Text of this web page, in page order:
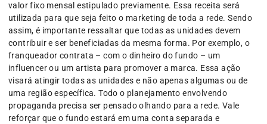
valor fixo mensal estipulado previamente. Essa receita será
utilizada para que seja feito o marketing de toda a rede. Sendo
assim, é importante ressaltar que todas as unidades devem
contribuir e ser beneficiadas da mesma forma. Por exemplo, o
franqueador contrata – com o dinheiro do fundo – um
influencer ou um artista para promover a marca. Essa ação
visará atingir todas as unidades e não apenas algumas ou de
uma região específica. Todo o planejamento envolvendo
propaganda precisa ser pensado olhando para a rede. Vale
reforçar que o fundo estará em uma conta separada e